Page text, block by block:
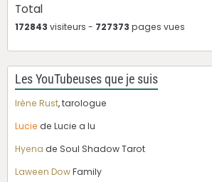
Total
172843 visiteurs - 727373 pages vues
Les YouTubeuses que je suis
Irène Rust, tarologue
Lucie de Lucie a lu
Hyena de Soul Shadow Tarot
Laween DowFamily